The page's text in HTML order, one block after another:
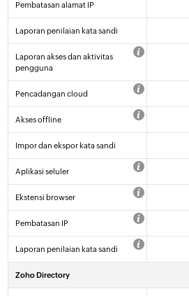
Pembatasan alamat IP
Laporan penilaian kata sandi
Laporan akses dan aktivitas
pengguna
Pencadangan cloud
Akses offline
Impor dan ekspor kata sandi
Aplikasi seluler
Ekstensi browser
Pembatasan IP
Laporan penilaian kata sandi
Zoho Directory